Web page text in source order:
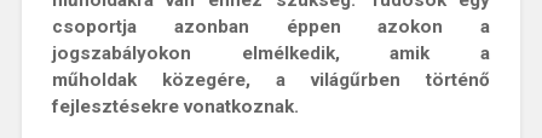
csoportja azonban éppen azokon a
jogszabályokon elmélkedik, amik a
műholdak közegére, a világűrben történő
fejlesztésekre vonatkoznak.